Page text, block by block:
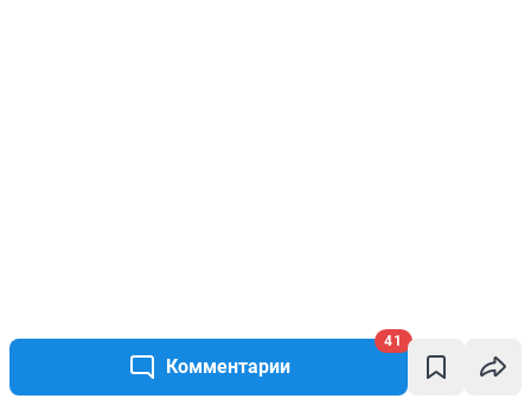
Комментарии
41